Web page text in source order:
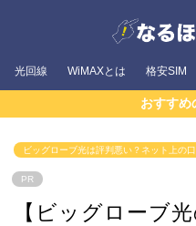
光回線 WiMAXとは 格安SIM
おすすめ
ビッグローブ光は評判悪い？ネット上の
PR
【ビッグローブ